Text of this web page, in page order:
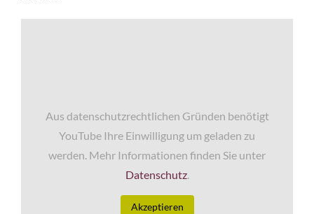
Aus datenschutzrechtlichen Gründen benötigt
YouTube Ihre Einwilligung um geladen zu
werden. Mehr Informationen finden Sie unter
Datenschutz.
Akzeptieren